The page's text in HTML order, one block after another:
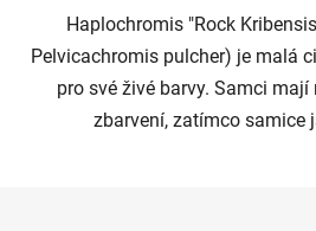
Haplochromis "Rock
Pelvicachromis pulcher) je malá
pro své živé barvy. Samci mají
zbarvení, zatímco samice